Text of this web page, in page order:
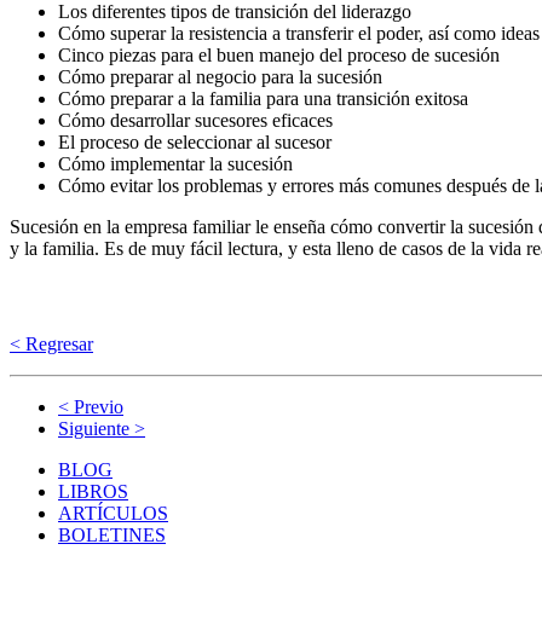
Los diferentes tipos de transición del liderazgo
Cómo superar la resistencia a transferir el poder, así como
Cinco piezas para el buen manejo del proceso de sucesión
Cómo preparar al negocio para la sucesión
Cómo preparar a la familia para una transición exitosa
Cómo desarrollar sucesores eficaces
El proceso de seleccionar al sucesor
Cómo implementar la sucesión
Cómo evitar los problemas y errores más comunes después de
Sucesión en la empresa familiar le enseña cómo convertir la
y la familia. Es de muy fácil lectura, y esta lleno de casos de la vida
< Regresar
< Previo
Siguiente >
BLOG
LIBROS
ARTÍCULOS
BOLETINES